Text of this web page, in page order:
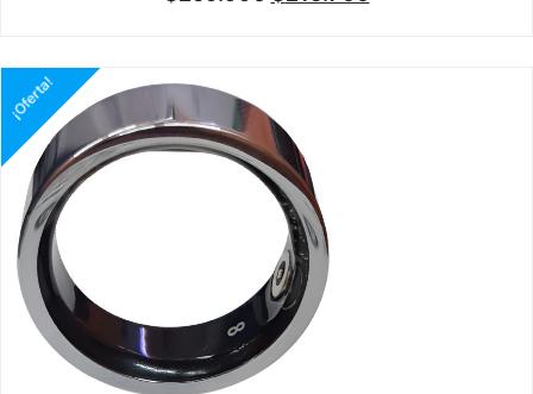
¡Oferta!